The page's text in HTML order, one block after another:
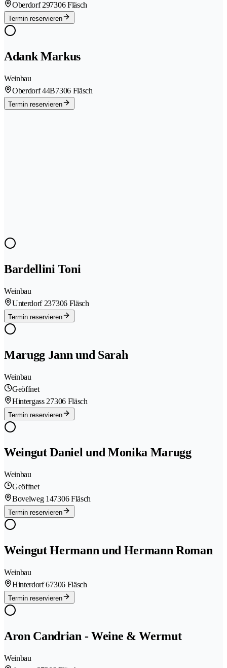
Oberdorf 297306 Fläsch
Termin reservieren
Adank Markus
Weinbau
Oberdorf 44B7306 Fläsch
Termin reservieren
Bardellini Toni
Weinbau
Unterdorf 237306 Fläsch
Termin reservieren
Marugg Jann und Sarah
Weinbau
Geöffnet
Hintergass 27306 Fläsch
Termin reservieren
Weingut Daniel und Monika Marugg
Weinbau
Geöffnet
Bovelweg 147306 Fläsch
Termin reservieren
Weingut Hermann und Hermann Roman
Weinbau
Hinterdorf 67306 Fläsch
Termin reservieren
Aron Candrian - Weine & Wermut
Weinbau